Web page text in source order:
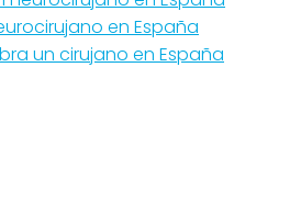
en España
un cirujano en España